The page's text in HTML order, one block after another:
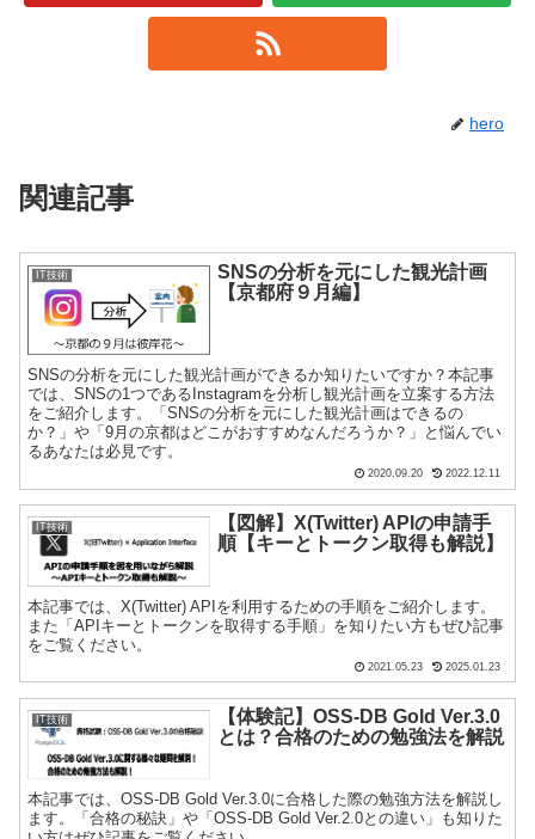
hero
関連記事
IT技術
SNSの分析を元にした観光計画
【京都府９月編】
SNSの分析を元にした観光計画ができるか知りたいですか？本記事
では、SNSの1つであるInstagramを分析し観光計画を立案する方法
をご紹介します。「SNSの分析を元にした観光計画はできるの
か？」や「9月の京都はどこがおすすめなんだろうか？」と悩んでい
るあなたは必見です。
2020.09.20 2022.12.11
IT技術
【図解】X(Twitter) APIの申請手
順【キーとトークン取得も解説】
本記事では、X(Twitter) APIを利用するための手順をご紹介します。
また「APIキーとトークンを取得する手順」を知りたい方もぜひ記事
をご覧ください。
2021.05.23 2025.01.23
IT技術
【体験記】OSS-DB Gold Ver.3.0
とは？合格のための勉強法を解説
本記事では、OSS-DB Gold Ver.3.0に合格した際の勉強方法を解説し
ます。「合格の秘訣」や「OSS-DB Gold Ver.2.0との違い」も知りた